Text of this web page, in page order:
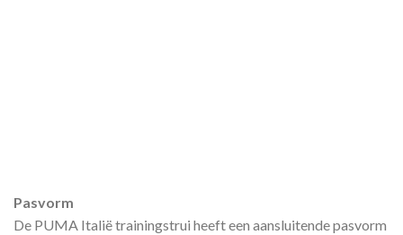
Pasvorm
De PUMA Italië trainingstrui heeft een aansluitende pasvorm